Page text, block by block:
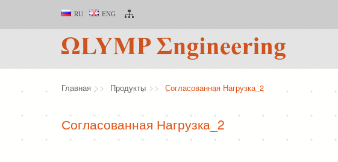
RU ENG
Главная Продукты Согласованная Нагрузка_2
Согласованная Нагрузка_2